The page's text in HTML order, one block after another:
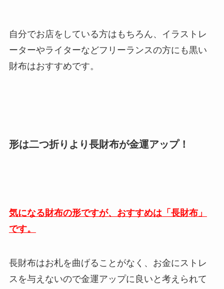
自分でお店をしている方はもちろん、イラストレ
ーターやライターなどフリーランスの方にも黒い
財布はおすすめです。
形は二つ折りより長財布が金運アップ！
気になる財布の形ですが、おすすめは「長財布」
です。
長財布はお札を曲げることがなく、お金にストレ
スを与えないので金運アップに良いと考えられて